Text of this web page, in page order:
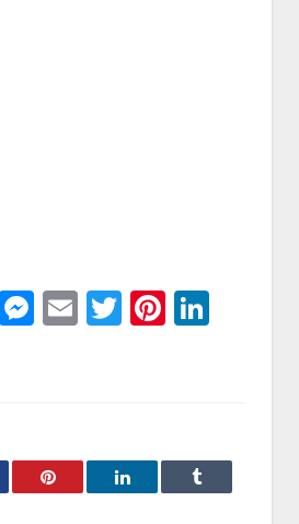
WhatsApp
Messenger
EmailTwitter
Pinterest LinkedIn Tumblr